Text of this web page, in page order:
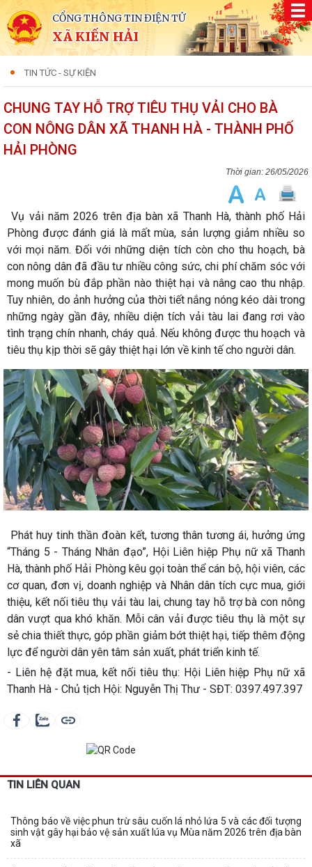
CỔNG THÔNG TIN ĐIỆN TỬ
XÃ KIẾN HẢI
TIN TỨC - SỰ KIỆN
CHUNG TAY HỖ TRỢ TIÊU THỤ VẢI CHO BÀ
CON NÔNG DÂN XÃ THANH HÀ - THÀNH PHỐ
HẢI PHÒNG
26/05/2026
Vụ vải năm 2026 trên địa bàn xã Thanh Hà, thành phố Hải
Phòng được đánh giá là mất mùa, sản lượng giảm nhiều so
với mọi năm. Đối với những diện tích còn cho thu hoạch, bà
con nông dân đã đầu tư nhiều công sức, chi phí chăm sóc với
mong muốn bù đắp phần nào thiệt hại và nâng cao thu nhập.
Tuy nhiên, do ảnh hưởng của thời tiết nắng nóng kéo dài trong
những ngày gần đây, nhiều diện tích vải tàu lai đang rơi vào
tình trạng chín nhanh, cháy quả. Nếu không được thu hoạch và
tiêu thụ kịp thời sẽ gây thiệt hại lớn về kinh tế cho người dân.
Phát huy tinh thần đoàn kết, tương thân tương ái, hưởng ứng
“Tháng 5 - Tháng Nhân đạo”, Hội Liên hiệp Phụ nữ xã Thanh
Hà, thành phố Hải Phòng kêu gọi toàn thể cán bộ, hội viên, các
cơ quan, đơn vị, doanh nghiệp và Nhân dân tích cực mua, giới
thiệu, kết nối tiêu thụ vải tàu lai, chung tay hỗ trợ bà con nông
dân vượt qua khó khăn. Mỗi cân vải được tiêu thụ là một sự
sẻ chia thiết thực, góp phần giảm bớt thiệt hại, tiếp thêm động
lực để người dân yên tâm sản xuất, phát triển kinh tế.
- Liên hệ đặt mua, kết nối tiêu thụ: Hội Liên hiệp Phụ nữ xã
Thanh Hà - Chủ tịch Hội: Nguyễn Thị Thư - SĐT: 0397.497.397
TIN LIÊN QUAN
Thông báo về việc phun trừ sâu cuốn lá nhỏ lứa 5 và các đối tượng
sinh vật gây hại bảo vệ sản xuất lúa vụ Mùa năm 2026 trên địa bàn
xã